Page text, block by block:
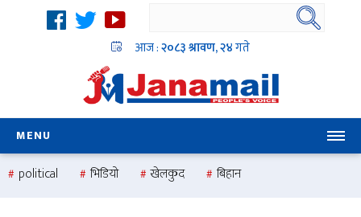
आज :२०८३ श्रावण, २४गते
MENU
political भिडियो खेलकुद
बिहान